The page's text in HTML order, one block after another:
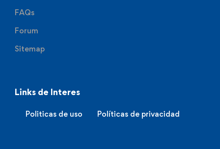
FAQs
Forum
Sitemap
Links de Interes
Politicas de uso Políticas de privacidad